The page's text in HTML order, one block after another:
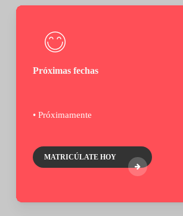
Próximas fechas
• Próximamente
MATRICÚLATE HOY